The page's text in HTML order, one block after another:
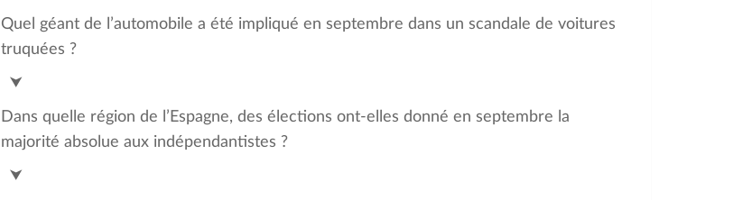
Quel géant de l’automobile a été impliqué en septembre dans un scandale de voitures
truquées ?
VW
⮟
Dans quelle région de l’Espagne, des élections ont-elles donné en septembre la
majorité absolue aux indépendantistes ?
Catalogne
⮟